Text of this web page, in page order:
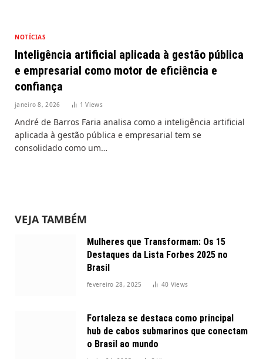
NOTÍCIAS
Inteligência artificial aplicada à gestão pública
e empresarial como motor de eficiência e
confiança
janeiro 8, 2026 1Views
André de Barros Faria analisa como a inteligência artificial
aplicada à gestão pública e empresarial tem se
consolidado como um…
VEJA TAMBÉM
Mulheres que Transformam: Os 15
Destaques da Lista Forbes 2025 no
Brasil
fevereiro 28, 2025 40 Views
Fortaleza se destaca como principal
hub de cabos submarinos que conectam
o Brasil ao mundo